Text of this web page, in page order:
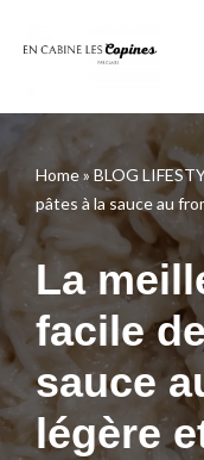
Home» BLOG
pâtes à la sauce au
La
facile
sauce
légère